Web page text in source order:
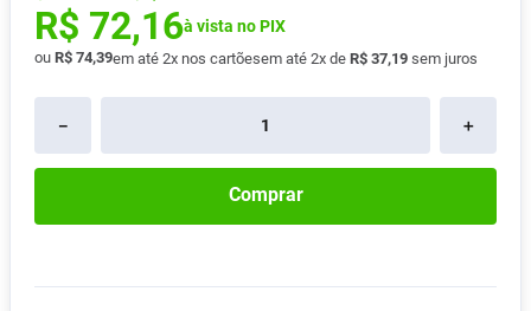
R$ 72,16à vista no PIX
ou R$ 74,39em até 2x nos cartõesem até 2x de R$ 37,19 sem juros
＋
－
Comprar
10 Lavitan